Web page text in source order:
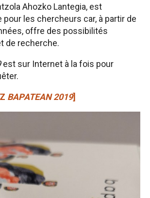
Ahozko Lantegia, est
pour les chercheurs car, à partir de
offre des possibilités
de recherche.
est sur Internet à la fois pour
BAPATEAN 2019]